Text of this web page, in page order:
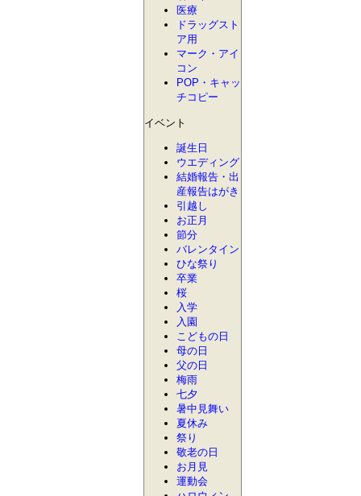
医療
ドラッグスト
ア用
マーク・アイ
コン
POP・キャッ
チコピー
イベント
誕生日
ウエディング
結婚報告・出
産報告はがき
引越し
お正月
節分
バレンタイン
ひな祭り
卒業
桜
入学
入園
こどもの日
母の日
父の日
梅雨
七夕
暑中見舞い
夏休み
祭り
敬老の日
お月見
運動会